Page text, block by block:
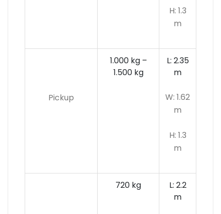
H: 1.3
m
Pickup
1.000 kg –
1.500 kg
L: 2.35
m
W: 1.62
m
H: 1.3
m
720 kg
L: 2.2
m